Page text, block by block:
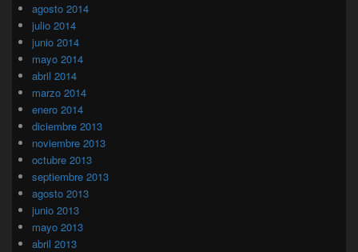
agosto 2014
julio 2014
junio 2014
mayo 2014
abril 2014
marzo 2014
enero 2014
diciembre 2013
noviembre 2013
octubre 2013
septiembre 2013
agosto 2013
junio 2013
mayo 2013
abril 2013